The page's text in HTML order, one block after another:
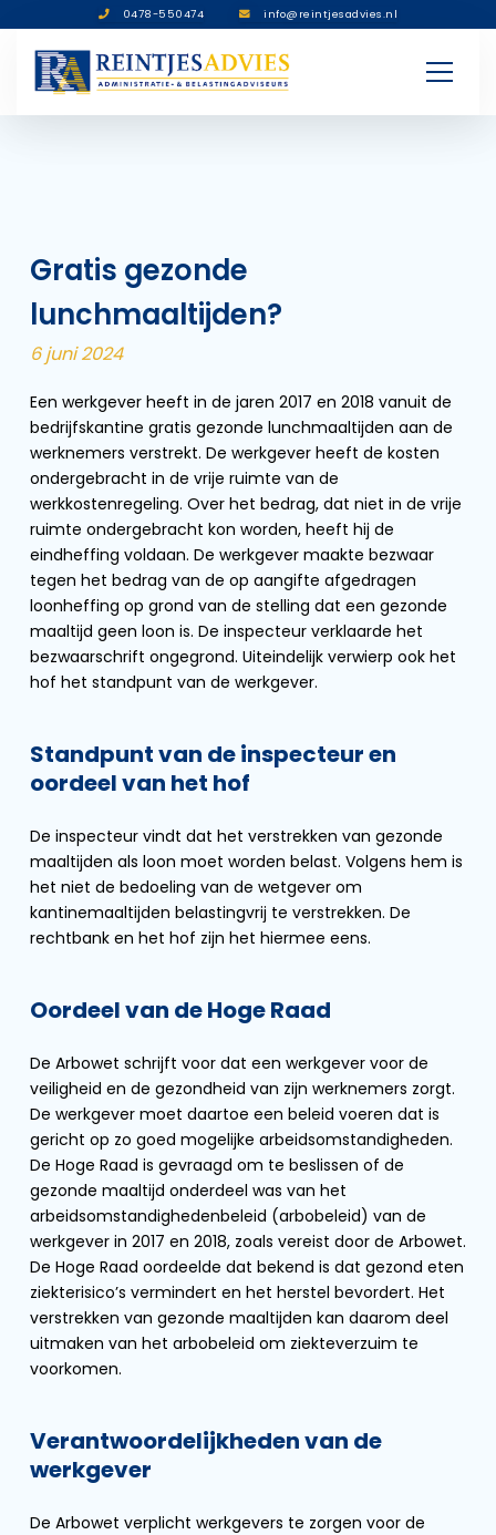
0478-550474 info@reintjesadvies.nl
Gratis gezonde
lunchmaaltijden?
6 juni 2024
Een werkgever heeft in de jaren 2017 en 2018 vanuit de
bedrijfskantine gratis gezonde lunchmaaltijden aan de
werknemers verstrekt. De werkgever heeft de kosten
ondergebracht in de vrije ruimte van de
werkkostenregeling. Over het bedrag, dat niet in de vrije
ruimte ondergebracht kon worden, heeft hij de
eindheffing voldaan. De werkgever maakte bezwaar
tegen het bedrag van de op aangifte afgedragen
loonheffing op grond van de stelling dat een gezonde
maaltijd geen loon is. De inspecteur verklaarde het
bezwaarschrift ongegrond. Uiteindelijk verwierp ook het
hof het standpunt van de werkgever.
Standpunt van de inspecteur en
oordeel van het hof
De inspecteur vindt dat het verstrekken van gezonde
maaltijden als loon moet worden belast. Volgens hem is
het niet de bedoeling van de wetgever om
kantinemaaltijden belastingvrij te verstrekken. De
rechtbank en het hof zijn het hiermee eens.
Oordeel van de Hoge Raad
De Arbowet schrijft voor dat een werkgever voor de
veiligheid en de gezondheid van zijn werknemers zorgt.
De werkgever moet daartoe een beleid voeren dat is
gericht op zo goed mogelijke arbeidsomstandigheden.
De Hoge Raad is gevraagd om te beslissen of de
gezonde maaltijd onderdeel was van het
arbeidsomstandighedenbeleid (arbobeleid) van de
werkgever in 2017 en 2018, zoals vereist door de Arbowet.
De Hoge Raad oordeelde dat bekend is dat gezond eten
ziekterisico’s vermindert en het herstel bevordert. Het
verstrekken van gezonde maaltijden kan daarom deel
uitmaken van het arbobeleid om ziekteverzuim te
voorkomen.
Verantwoordelijkheden van de
werkgever
De Arbowet verplicht werkgevers te zorgen voor de